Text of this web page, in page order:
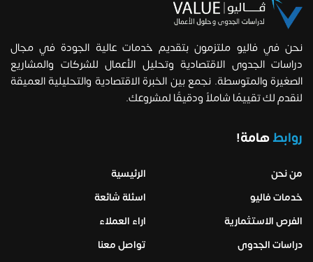
نحن في فاليو ملتزمون بتقديم خدمات عالية الجودة في مجال
دراسات الجدوى الاقتصادية وتحليل الأعمال للشركات والمشاريع
الصغيرة والمتوسطة. نجمع بين الخبرة الاقتصادية والتحليلية العميقة
لنقدم لك تقييمًا شاملاً ودقيقًا لمشروعك.
روابطهامة!
من نحن
خدمات فاليو
الفرص الاستثمارية
دراسات الجدوى
الرئيسية
اسئلة شائعة
اراء العملاء
تواصل معنا